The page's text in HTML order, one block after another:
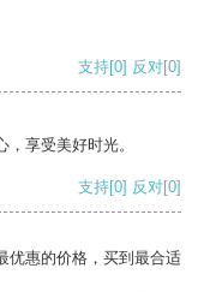
支持[0] 反对[0]
享受美好时光。
支持[0] 反对[0]
优惠的价格，买到最合适